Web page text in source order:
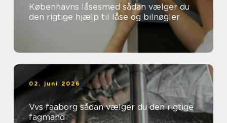
Københavns låsesmed sådan vælger du
den rigtige hjælp til låse og bilnøgler
02. juni 2026
Vvs faaborg sådan vælger du den rigtige
fagmand